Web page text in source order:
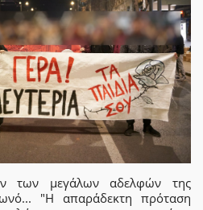
των μεγάλων αδελφών της
"Η απαράδεκτη πρόταση